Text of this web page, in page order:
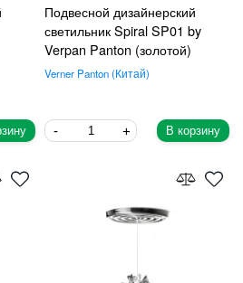
Подвесной дизайнерский
светильник Spiral SP01 by
Verpan Panton (золотой)
Verner Panton Китай
В корзину